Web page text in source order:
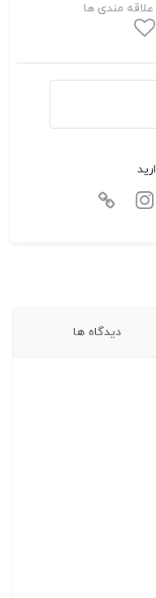
مندی ها
دیدگاه ها